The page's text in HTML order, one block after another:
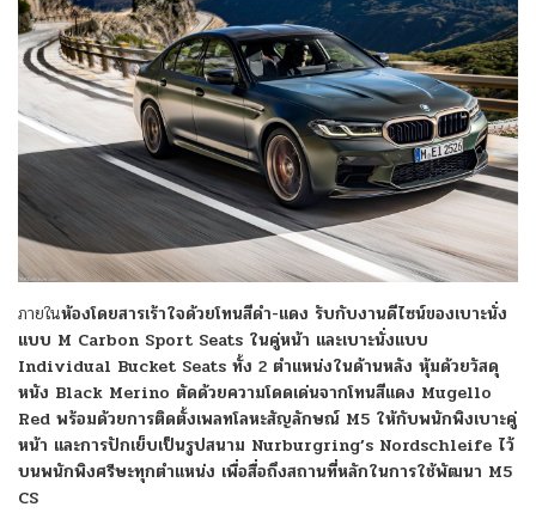
ภายในห้องโดยสารเร้าใจด้วยโทนสีดำ-แดง รับกับงานดีไซน์ของเบาะนั่ง
แบบ M Carbon Sport Seats ในคู่หน้า และเบาะนั่งแบบ
Individual Bucket Seats ทั้ง 2 ตำแหน่งในด้านหลัง หุ้มด้วยวัสดุ
หนัง Black Merino ตัดด้วยความโดดเด่นจากโทนสีแดง Mugello
Red พร้อมด้วยการติดตั้งเพลทโลหะสัญลักษณ์ M5 ให้กับพนักพิงเบาะคู่
หน้า และการปักเย็บเป็นรูปสนาม Nurburgring’s Nordschleife ไว้
บนพนักพิงศรีษะทุกตำแหน่ง เพื่อสื่อถึงสถานที่หลักในการใช้พัฒนา M5
CS